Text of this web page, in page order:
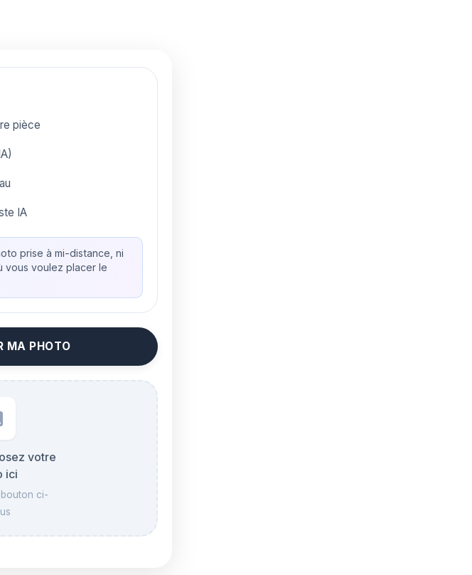
pièce
IA
prise à mi-distance, ni
vous voulez placer le
MA PHOTO
votre
ici
ci-